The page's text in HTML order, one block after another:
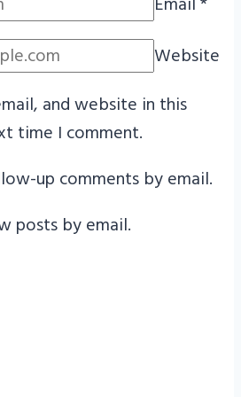
Website
and website in this
time I comment.
up comments by email.
posts by email.